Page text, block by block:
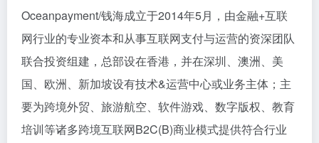
Oceanpayment/钱海成立于2014年5月，由金融+互联
网行业的专业资本和从事互联网支付与运营的资深团队
联合投资组建，总部设在香港，并在深圳、澳洲、美
国、欧洲、新加坡设有技术&运营中心或业务主体；主
要为跨境外贸、旅游航空、软件游戏、数字版权、教育
培训等诸多跨境互联网B2C(B)商业模式提供符合行业